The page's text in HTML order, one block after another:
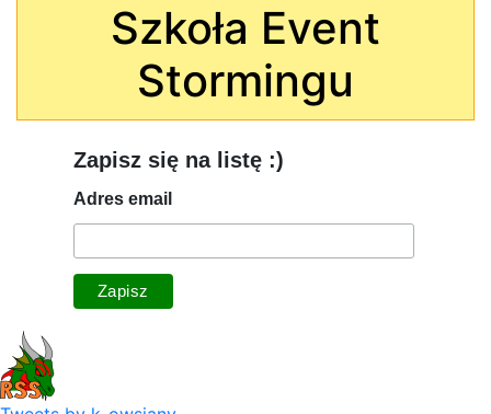
Szkoła Event
Stormingu
Zapisz się na listę :)
Adres email